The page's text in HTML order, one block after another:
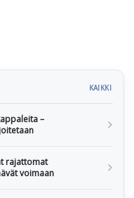
KAIKKI
–
rajattomat
voimaan